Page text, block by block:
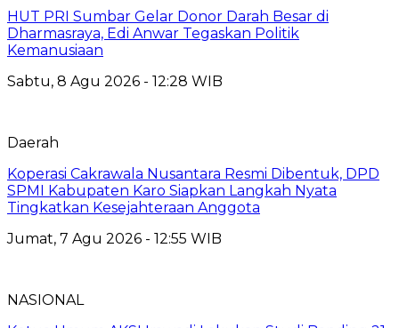
HUT PRI Sumbar Gelar Donor Darah Besar di
Dharmasraya, Edi Anwar Tegaskan Politik
Kemanusiaan
Sabtu, 8 Agu 2026 - 12:28 WIB
Daerah
Koperasi Cakrawala Nusantara Resmi Dibentuk, DPD
SPMI Kabupaten Karo Siapkan Langkah Nyata
Tingkatkan Kesejahteraan Anggota
Jumat, 7 Agu 2026 - 12:55 WIB
NASIONAL